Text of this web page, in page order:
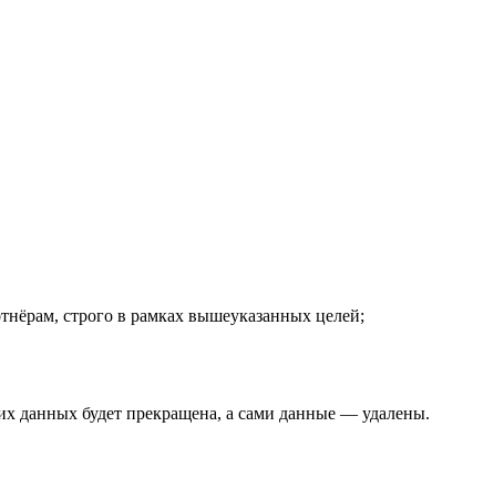
строго в рамках вышеуказанных целей;
данных будет прекращена, а сами данные — удалены.